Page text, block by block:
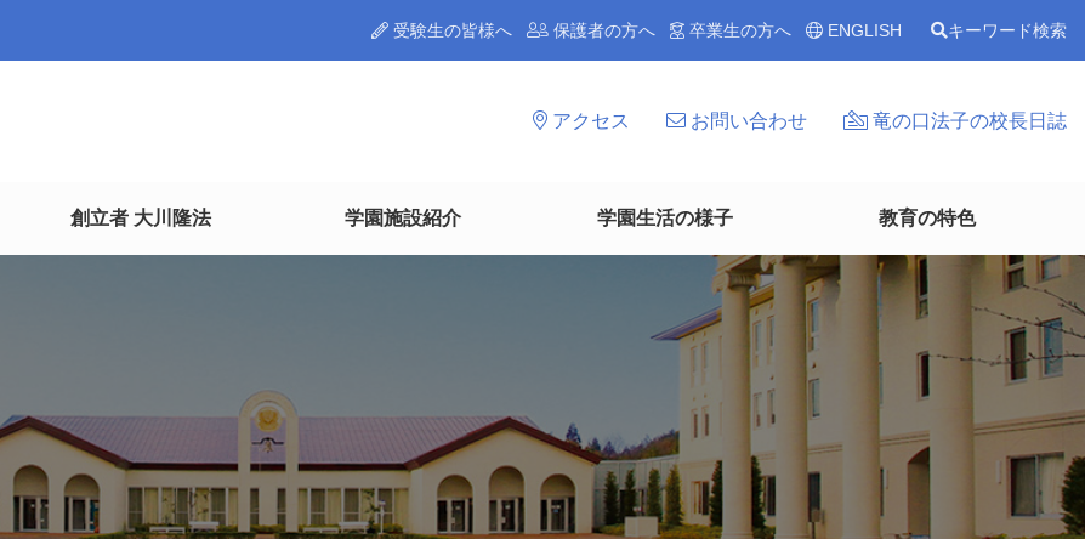
受験生の皆様へ 保護者の方へ 卒業生の方へ ENGLISH キーワード検索
アクセス お問い合わせ 竜の口法子の校長日誌
創立者 大川隆法 学園施設紹介 学園生活の様子 教育の特色